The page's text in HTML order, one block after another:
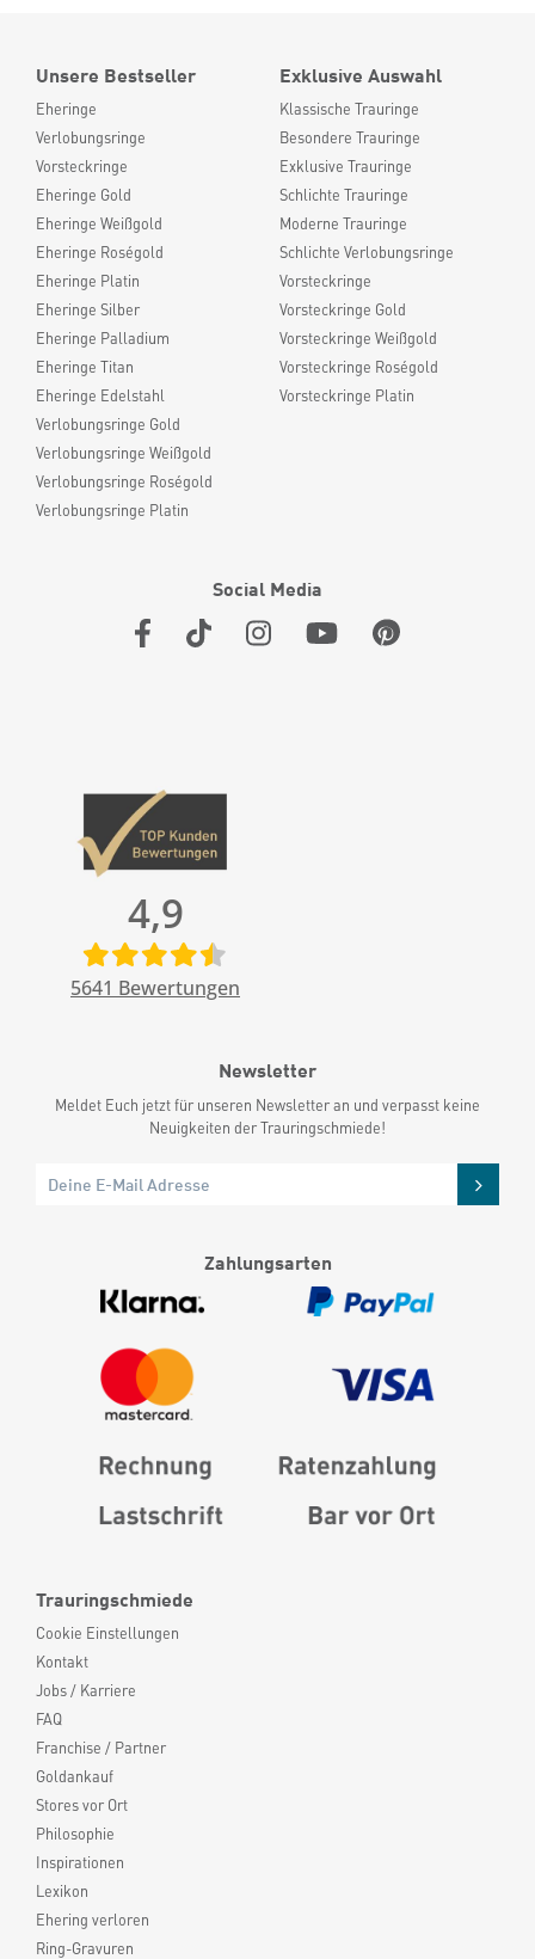
Unsere Bestseller
Eheringe
Verlobungsringe
Vorsteckringe
Eheringe Gold
Eheringe Weißgold
Eheringe Roségold
Eheringe Platin
Eheringe Silber
Eheringe Palladium
Eheringe Titan
Eheringe Edelstahl
Verlobungsringe Gold
Verlobungsringe Weißgold
Verlobungsringe Roségold
Verlobungsringe Platin
Exklusive Auswahl
Klassische Trauringe
Besondere Trauringe
Exklusive Trauringe
Schlichte Trauringe
Moderne Trauringe
Schlichte Verlobungsringe
Vorsteckringe
Vorsteckringe Gold
Vorsteckringe Weißgold
Vorsteckringe Roségold
Vorsteckringe Platin
Trauringschmiede
Cookie Einstellungen
Kontakt
Jobs / Karriere
FAQ
Franchise / Partner
Goldankauf
Stores vor Ort
Philosophie
Inspirationen
Lexikon
Ehering verloren
Ring-Gravuren
Social Media
4,9
5641 Bewertungen
Newsletter
Meldet Euch jetzt für unseren Newsletter an und verpasst keine
Neuigkeiten der Trauringschmiede!
Zahlungsarten